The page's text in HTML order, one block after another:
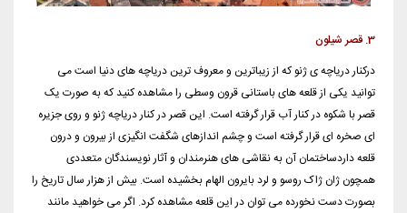
3. قصر شیلون
درکنار دریاچه ی ژنو که از زیباترین و معروف ترین دریاچه های دنیا است می
توانید یکی از قلعه های باستانی قرون وسطی را مشاهده کنید که به صورت یک
قصر با شکوه در کنار آب قرار گرفته است. این قصر در کنار دریاچه ژنو و روی جزیره
ای صخره ای قرار گرفته است و چشم اندازهای شگفت انگیزی از بیرون و درون
قلعه داردساختمان آن به نقاشی های هنرمندان و آثار نویسندگان متعددی
همچون ژان ژاک روسو و لرد بایرون الهام بخشیده است. بیش از هزار سال تاریخ را
بصورت دست نخورده می توان در این قلعه مشاهده کرد. اگر می خواهید مانند